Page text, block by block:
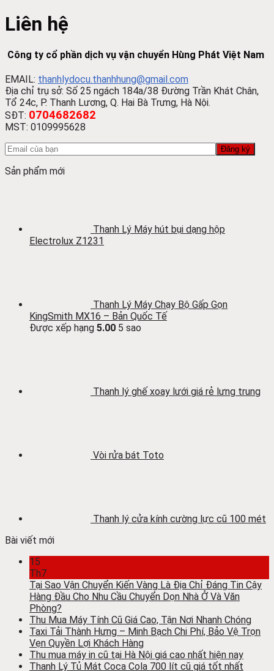
Liên hệ
Công ty cổ phần dịch vụ vận chuyển Hùng Phát Việt Nam
EMAIL: thanhlydocu.thanhhung@gmail.com
Địa chỉ trụ sở: Số 25 ngách 184a/38 Đường Trần Khát Chân,
Tổ 24c, P. Thanh Lương, Q. Hai Bà Trưng, Hà Nội.
SĐT: 0704682682
MST: 0109995628
Sản phẩm mới
Thanh Lý Máy hút bụi dạng hộp
Electrolux Z1231
Thanh Lý Máy Chạy Bộ Gấp Gọn
KingSmith MX16 – Bản Quốc Tế
Được xếp hạng 5.00 5 sao
Thanh lý ghế xoay lưới giá rẻ lưng trung
Vòi rửa bát Toto
Thanh lý cửa kính cường lực cũ 100 mét
Bài viết mới
15
Th7
Tại Sao Vận Chuyển Kiến Vàng Là Địa Chỉ Đáng Tin Cậy
Hàng Đầu Cho Nhu Cầu Chuyển Dọn Nhà Ở Và Văn
Phòng?
Thu Mua Máy Tính Cũ Giá Cao, Tận Nơi Nhanh Chóng
Taxi Tải Thành Hưng – Minh Bạch Chi Phí, Bảo Vệ Trọn
Vẹn Quyền Lợi Khách Hàng
Thu mua máy in cũ tại Hà Nội giá cao nhất hiện nay
Thanh Lý Tủ Mát Coca Cola 700 lít cũ giá tốt nhất